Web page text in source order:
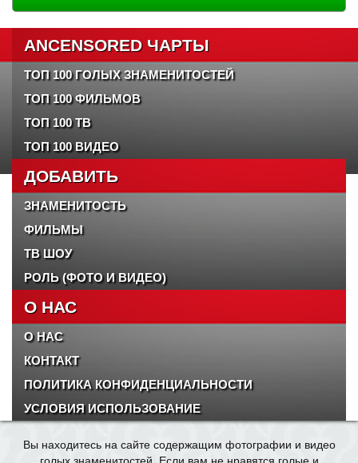
ANCENSORED ЧАРТЫ
ТОП 100 ГОЛЫХ ЗНАМЕНИТОСТЕЙ
ТОП 100 ФИЛЬМОВ
ТОП 100 ТВ
ТОП 100 ВИДЕО
ДОБАВИТЬ
ЗНАМЕНИТОСТЬ
ФИЛЬМЫ
ТВ ШОУ
РОЛЬ (ФОТО И ВИДЕО)
О НАС
О НАС
КОНТАКТ
ПОЛИТИКА КОНФИДЕНЦИАЛЬНОСТИ
УСЛОВИЯ ИСПОЛЬЗОВАНИЕ
Вы находитесь на сайте содержащим фотографии и видео